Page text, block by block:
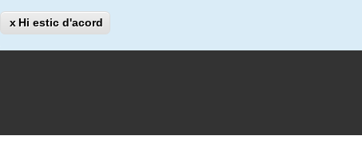
Hi estic d'acord
Cerca